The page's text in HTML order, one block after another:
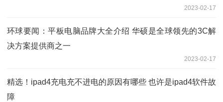
2023-02-17
环球要闻：平板电脑品牌大全介绍 华硕是全球领先的3C解
决方案提供商之一
2023-02-17
精选！ipad4充电充不进电的原因有哪些 也许是ipad4软件故
障